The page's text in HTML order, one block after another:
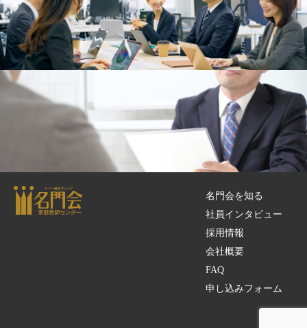
社員インタビュー
採用情報
名門会を知る
社員インタビュー
採用情報
会社概要
FAQ
申し込みフォーム